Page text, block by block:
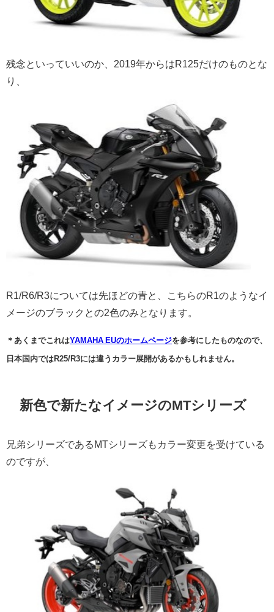
残念といっていいのか、2019年からはR125だけのものとな
り、
R1/R6/R3については先ほどの青と、こちらのR1のようなイ
メージのブラックとの2色のみとなります。
＊あくまでこれはYAMAHA EUのホームページを参考にしたものなので、
日本国内ではR25/R3には違うカラー展開があるかもしれません。
新色で新たなイメージのMTシリーズ
兄弟シリーズであるMTシリーズもカラー変更を受けている
のですが、